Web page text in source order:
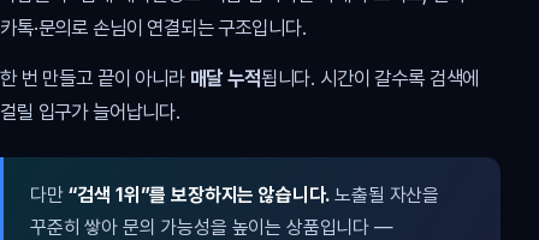
카톡·문의로 손님이 연결되는 구조입니다.
한 번 만들고 끝이 아니라 매달 누적됩니다. 시간이 갈수록 검색에
걸릴 입구가 늘어납니다.
다만 “검색 1위”를 보장하지는 않습니다. 노출될 자산을
꾸준히 쌓아 문의 가능성을 높이는 상품입니다 —